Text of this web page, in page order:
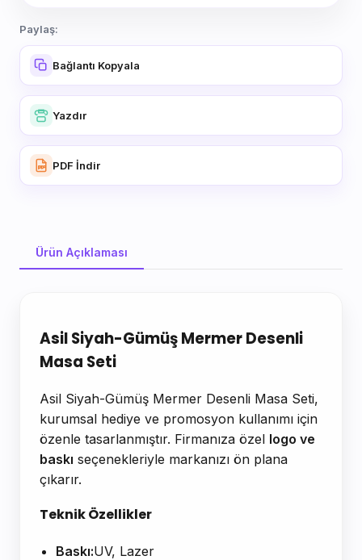
Paylaş:
Bağlantı Kopyala
Yazdır
PDF İndir
Ürün Açıklaması
Asil Siyah-Gümüş Mermer Desenli
Masa Seti
Asil Siyah-Gümüş Mermer Desenli Masa Seti,
kurumsal hediye ve promosyon kullanımı için
özenle tasarlanmıştır. Firmanıza özel logo ve
baskı seçenekleriyle markanızı ön plana
çıkarır.
Teknik Özellikler
Baskı:UV, Lazer